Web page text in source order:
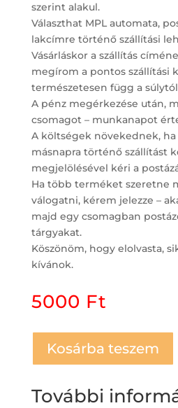
szerint alakul.
Választhat MPL automata,
lakcímre történő szállítási
Vásárláskor a szállítás
megírom a pontos szállítási
természetesen függ a
A pénz megérkezése után,
csomagot – munkanapot
A költségek növekednek, ha
másnapra történő szállítást
megjelölésével kéri a
Ha több terméket szeretne
válogatni, kérem jelezze –
majd egy csomagban
tárgyakat.
Köszönöm, hogy elolvasta,
kívánok.
5000 Ft
Kosárba teszem
További